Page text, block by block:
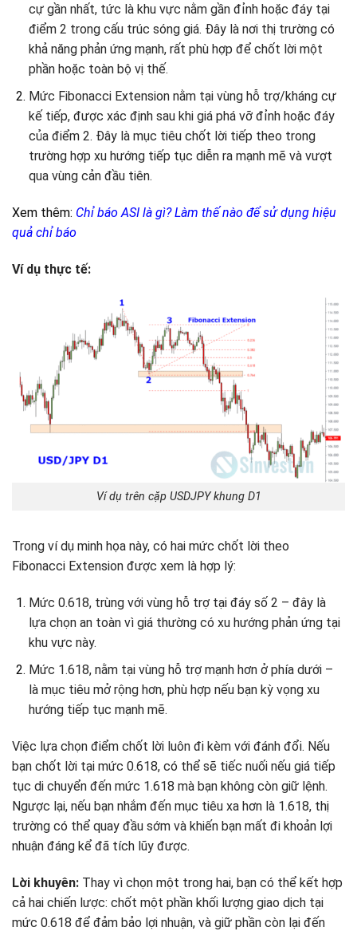
cự gần nhất, tức là khu vực nằm gần đỉnh hoặc đáy tại
điểm 2 trong cấu trúc sóng giá. Đây là nơi thị trường có
khả năng phản ứng mạnh, rất phù hợp để chốt lời một
phần hoặc toàn bộ vị thế.
Mức Fibonacci Extension nằm tại vùng hỗ trợ/kháng cự
kế tiếp, được xác định sau khi giá phá vỡ đỉnh hoặc đáy
của điểm 2. Đây là mục tiêu chốt lời tiếp theo trong
trường hợp xu hướng tiếp tục diễn ra mạnh mẽ và vượt
qua vùng cản đầu tiên.
Xem thêm: Chỉ báo ASI là gì? Làm thế nào để sử dụng hiệu
quả chỉ báo
Ví dụ thực tế:
Ví dụ trên cặp USDJPY khung D1
Trong ví dụ minh họa này, có hai mức chốt lời theo
Fibonacci Extension được xem là hợp lý:
Mức 0.618, trùng với vùng hỗ trợ tại đáy số 2 – đây là
lựa chọn an toàn vì giá thường có xu hướng phản ứng tại
khu vực này.
Mức 1.618, nằm tại vùng hỗ trợ mạnh hơn ở phía dưới –
là mục tiêu mở rộng hơn, phù hợp nếu bạn kỳ vọng xu
hướng tiếp tục mạnh mẽ.
Việc lựa chọn điểm chốt lời luôn đi kèm với đánh đổi. Nếu
bạn chốt lời tại mức 0.618, có thể sẽ tiếc nuối nếu giá tiếp
tục di chuyển đến mức 1.618 mà bạn không còn giữ lệnh.
Ngược lại, nếu bạn nhắm đến mục tiêu xa hơn là 1.618, thị
trường có thể quay đầu sớm và khiến bạn mất đi khoản lợi
nhuận đáng kể đã tích lũy được.
Lời khuyên: Thay vì chọn một trong hai, bạn có thể kết hợp
cả hai chiến lược: chốt một phần khối lượng giao dịch tại
mức 0.618 để đảm bảo lợi nhuận, và giữ phần còn lại đến